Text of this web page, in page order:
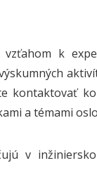
k
kontaktovať
a témami
v